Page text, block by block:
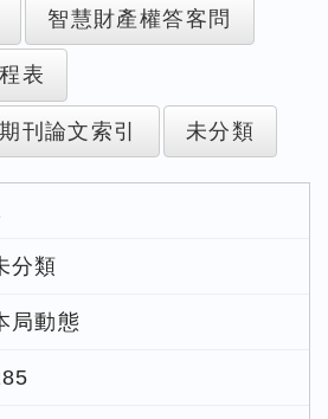
智慧財產權答客問
表
刊論文索引 未分類
分類
局動態